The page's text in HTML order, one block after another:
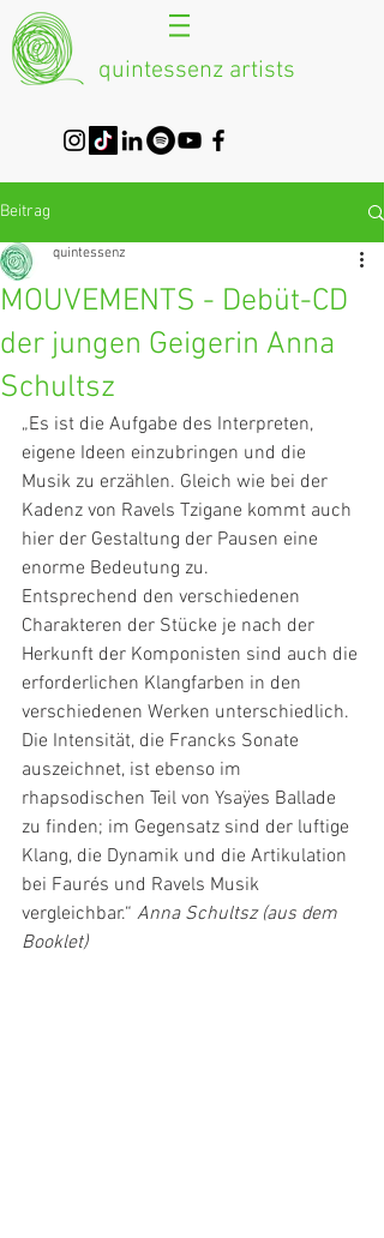
quintessenz artists
Beitrag
MOUVEMENTS - Debüt-CD
der jungen Geigerin Anna
Schultsz
quintessenz
„Es ist die Aufgabe des Interpreten,
eigene Ideen einzubringen und die
Musik zu erzählen. Gleich wie bei der
Kadenz von Ravels Tzigane kommt auch
hier der Gestaltung der Pausen eine
enorme Bedeutung zu.
Entsprechend den verschiedenen
Charakteren der Stücke je nach der
Herkunft der Komponisten sind auch die
erforderlichen Klangfarben in den
verschiedenen Werken unterschiedlich.
Die Intensität, die Francks Sonate
auszeichnet, ist ebenso im
rhapsodischen Teil von Ysaÿes Ballade
zu finden; im Gegensatz sind der luftige
Klang, die Dynamik und die Artikulation
bei Faurés und Ravels Musik
vergleichbar.“ Anna Schultsz (aus dem
Booklet)